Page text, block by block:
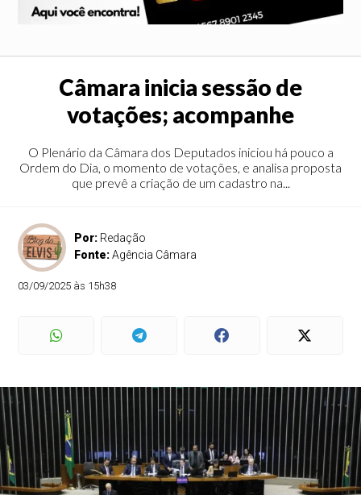
Câmara inicia sessão de
votações; acompanhe
O Plenário da Câmara dos Deputados iniciou há pouco a
Ordem do Dia, o momento de votações, e analisa proposta
que prevê a criação de um cadastro na...
Por: Redação
Fonte:Agência Câmara
03/09/2025 às 15h38